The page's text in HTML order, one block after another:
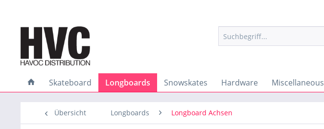
Skateboard Longboards Snowskates Hardware Miscellaneous
Übersicht Longboards Longboard Achsen